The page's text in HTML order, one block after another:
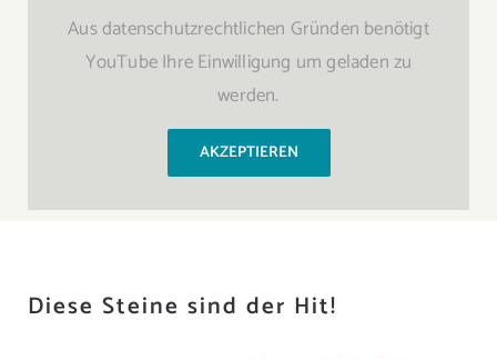
Aus datenschutzrechtlichen Gründen benötigt
YouTube Ihre Einwilligung um geladen zu
werden.
AKZEPTIEREN
Diese Steine sind der Hit!